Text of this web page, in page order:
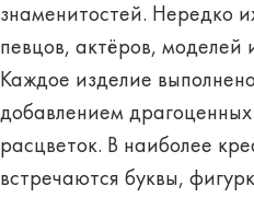
знаменитостей. Нередко
певцов, актёров, моделей
Каждое изделие
добавлением
расцветок. В наиболее
встречаются буквы,